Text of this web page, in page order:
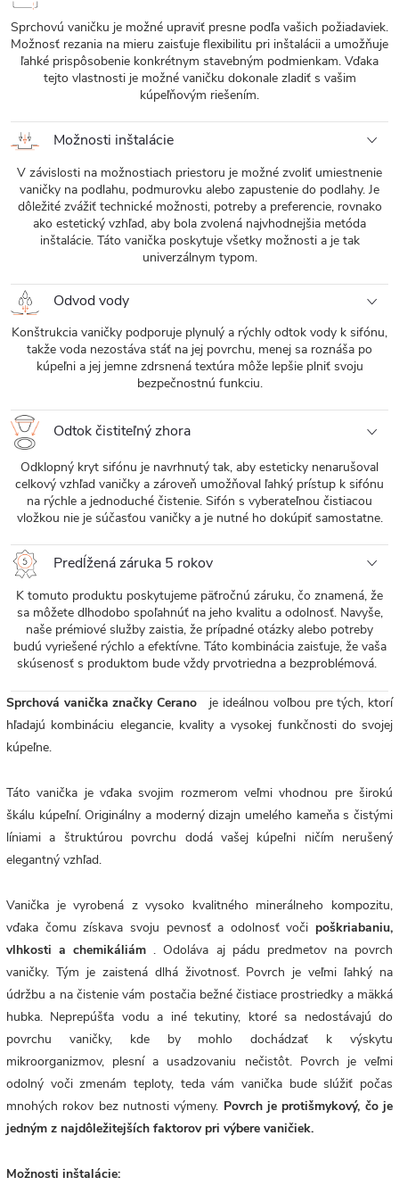
Sprchovú vaničku je možné upraviť presne podľa vašich požiadaviek.
Možnosť rezania na mieru zaisťuje flexibilitu pri inštalácii a umožňuje
ľahké prispôsobenie konkrétnym stavebným podmienkam. Vďaka
tejto vlastnosti je možné vaničku dokonale zladiť s vašim
kúpeľňovým riešením.
Možnosti inštalácie
V závislosti na možnostiach priestoru je možné zvoliť umiestnenie
vaničky na podlahu, podmurovku alebo zapustenie do podlahy. Je
dôležité zvážiť technické možnosti, potreby a preferencie, rovnako
ako estetický vzhľad, aby bola zvolená najvhodnejšia metóda
inštalácie. Táto vanička poskytuje všetky možnosti a je tak
univerzálnym typom.
Odvod vody
Konštrukcia vaničky podporuje plynulý a rýchly odtok vody k sifónu,
takže voda nezostáva stáť na jej povrchu, menej sa roznáša po
kúpeľni a jej jemne zdrsnená textúra môže lepšie plniť svoju
bezpečnostnú funkciu.
Odtok čistiteľný zhora
Odklopný kryt sifónu je navrhnutý tak, aby esteticky nenarušoval
celkový vzhľad vaničky a zároveň umožňoval ľahký prístup k sifónu
na rýchle a jednoduché čistenie. Sifón s vyberateľnou čistiacou
vložkou nie je súčasťou vaničky a je nutné ho dokúpiť samostatne.
Predĺžená záruka 5 rokov
K tomuto produktu poskytujeme päťročnú záruku, čo znamená, že
sa môžete dlhodobo spoľahnúť na jeho kvalitu a odolnosť. Navyše,
naše prémiové služby zaistia, že prípadné otázky alebo potreby
budú vyriešené rýchlo a efektívne. Táto kombinácia zaisťuje, že vaša
skúsenosť s produktom bude vždy prvotriedna a bezproblémová.
Sprchová vanička značky Cerano
je ideálnou voľbou pre tých, ktorí
hľadajú kombináciu elegancie, kvality a vysokej funkčnosti do svojej
kúpeľne.
Táto vanička je vďaka svojim rozmerom veľmi vhodnou pre širokú
škálu kúpeľní. Originálny a moderný dizajn umelého kameňa s čistými
líniami a štruktúrou povrchu dodá vašej kúpeľni ničím nerušený
elegantný vzhľad.
Vanička je vyrobená z vysoko kvalitného minerálneho kompozitu,
vďaka čomu získava svoju pevnosť a odolnosť voči poškriabaniu,
vlhkosti a chemikáliám . Odoláva aj pádu predmetov na povrch
vaničky. Tým je zaistená dlhá životnosť. Povrch je veľmi ľahký na
údržbu a na čistenie vám postačia bežné čistiace prostriedky a mäkká
hubka. Neprepúšťa vodu a iné tekutiny, ktoré sa nedostávajú do
povrchu vaničky, kde by mohlo dochádzať k výskytu
mikroorganizmov, plesní a usadzovaniu nečistôt. Povrch je veľmi
odolný voči zmenám teploty, teda vám vanička bude slúžiť počas
mnohých rokov bez nutnosti výmeny. Povrch je protišmykový, čo je
jedným z najdôležitejších faktorov pri výbere vaničiek.
Možnosti inštalácie: